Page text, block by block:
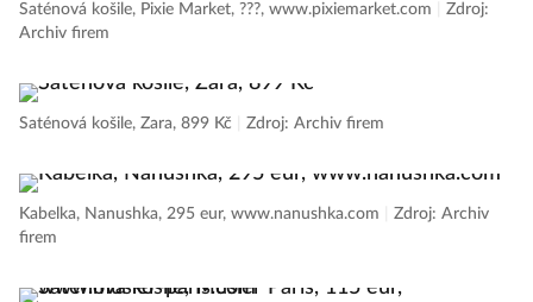
Saténová košile, Pixie Market, ???, www.pixiemarket.com
Zdroj:
Archiv firem
Saténová košile, Zara, 899 Kč Zdroj: Archiv firem
Kabelka, Nanushka, 295 eur, www.nanushka.com
Zdroj: Archiv
firem